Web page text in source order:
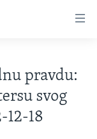
pravdu:
svog
18